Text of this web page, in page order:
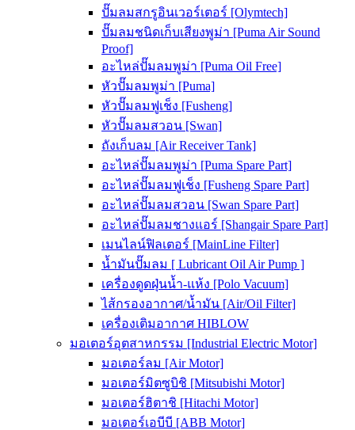
ปั๊มลมสกรูอินเวอร์เตอร์ [Olymtech]
ปั๊มลมชนิดเก็บเสียงพูม่า [Puma Air Sound
Proof]
อะไหล่ปั๊มลมพูม่า [Puma Oil Free]
หัวปั๊มลมพูม่า [Puma]
หัวปั๊มลมฟูเช็ง [Fusheng]
หัวปั๊มลมสวอน [Swan]
ถังเก็บลม [Air Receiver Tank]
อะไหล่ปั๊มลมพูม่า [Puma Spare Part]
อะไหล่ปั๊มลมฟูเช็ง [Fusheng Spare Part]
อะไหล่ปั๊มลมสวอน [Swan Spare Part]
อะไหล่ปั๊มลมชางแอร์ [Shangair Spare Part]
เมนไลน์ฟิลเตอร์ [MainLine Filter]
น้ำมันปั๊มลม [ Lubricant Oil Air Pump ]
เครื่องดูดฝุ่นน้ำ-แห้ง [Polo Vacuum]
ไส้กรองอากาศ/น้ำมัน [Air/Oil Filter]
เครื่องเติมอากาศ HIBLOW
มอเตอร์อุตสาหกรรม [Industrial Electric Motor]
มอเตอร์ลม [Air Motor]
มอเตอร์มิตซูบิชิ [Mitsubishi Motor]
มอเตอร์ฮิตาชิ [Hitachi Motor]
มอเตอร์เอบีบี [ABB Motor]